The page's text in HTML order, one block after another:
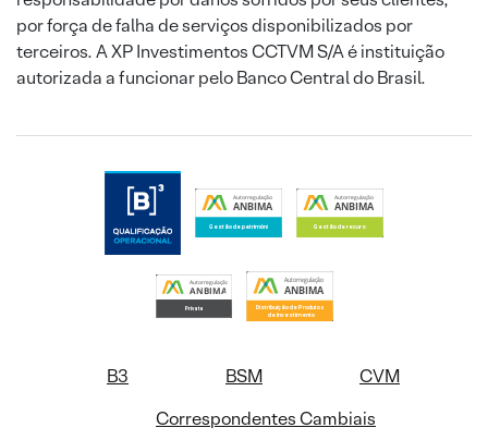
por força de falha de serviços disponibilizados por
terceiros. A XP Investimentos CCTVM S/A é instituição
autorizada a funcionar pelo Banco Central do Brasil.
B3 BSM
CVM
Correspondentes Cambiais